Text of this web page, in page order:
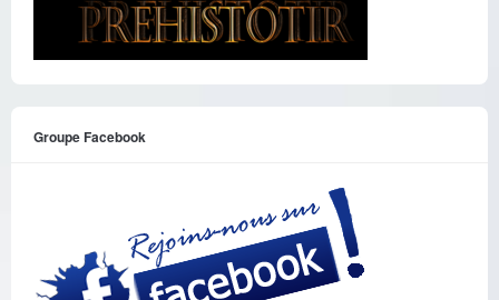
Groupe Facebook